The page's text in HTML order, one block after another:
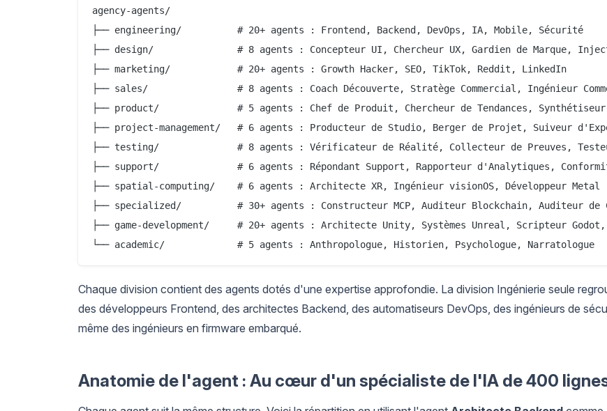
agency-agents/
├── engineering/          # 20+ agents : Frontend, Backend, DevOps, IA, Mobile, Sécurité
├── design/               # 8 agents : Concepteur UI, Chercheur UX, Gardien de Marque,
├── marketing/            # 20+ agents : Growth Hacker, SEO, TikTok, Reddit, LinkedIn
├── sales/                # 8 agents : Coach Découverte, Stratège Commercial, Ingénieur
├── product/              # 5 agents : Chef de Produit, Chercheur de Tendances, Synthétiseur
├── project-management/   # 6 agents : Producteur de Studio, Berger de Projet, Suiveur
├── testing/              # 8 agents : Vérificateur de Réalité, Collecteur de Preuves,
├── support/              # 6 agents : Répondant Support, Rapporteur d'Analytiques,
├── spatial-computing/    # 6 agents : Architecte XR, Ingénieur visionOS, Développeur Metal
├── specialized/          # 30+ agents : Constructeur MCP, Auditeur Blockchain, Auditeur de
├── game-development/     # 20+ agents : Architecte Unity, Systèmes Unreal, Scripteur Godot,
Chaque division contient des agents dotés d'une expertise approfondie. La division Ingénierie seule
des développeurs Frontend, des architectes Backend, des automatiseurs DevOps, des ingénieurs de
même des ingénieurs en firmware embarqué.
Anatomie de l'agent : Au cœur d'un spécialiste de l'IA de 400